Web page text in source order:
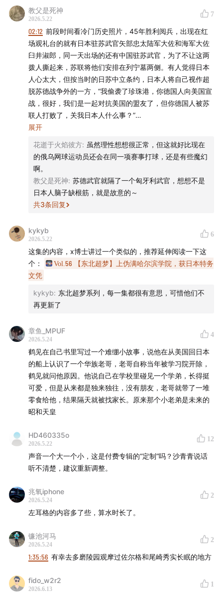
背后，藏着怎样的秘密警察暴行？关东军特务机关如何与
地方势力合作，在东北布局情报网络？从上海到东京，佐
尔格的跨国情报小组做了哪些工作，又为何并不受斯大林
信任？战争时期，鹤见俊辅、丸山真男等日本知识分子如
何在情报机关、军队中谋求生存？敬请收听本期嘉宾带来
的精彩分享！
《谍海轶闻｜日本谍报物语》讲述从幕末、明治时代至今
的日本情报史。本系列共6集，单集售价9.9元。我们强烈
推荐你以49元（原价59.4元）的优惠价，在
小鹅通直接打包购买整季。若你在小宇宙已购买过本系列
的单集，后续购买整季时，系统将自动抵扣已支付金额，
无需重复付费。
也欢迎你回顾「谍海轶闻」系列的其他节目《
轶闻｜中统局往事
- 本期话题成员 -
程衍樑（微博@GrenadierGuard2）
沙青青（微信公众号：13号埋立地）
正片开始
特高课成立：「幸德大逆事件」与「治安维持法」
的出炉
日共党员小林多喜二之死
28:52
「血盟团」、「五·一五事件」：特高课增设部门监
控右翼暴走
特高课监听「二二六事件」全过程，却无力阻止
51:59 昭和时代 「满铁调查部」与「东亚同文书院」的大
陆情报网络
59:47 郭松龄反奉与皇姑屯事件：关东军顾问与奉张的情
报勾兑
情报王牌
教父是死神
2026.5.22
7
02:12 前段时间看冷门历史照片，45年胜利阅兵，出现在红
场观礼台的就有日本驻苏武官矢部忠太陆军大佐和海军大佐
臼井淑郎，同一天出场的还有中国驻苏武官，为了不让这两
拨人撕起来，苏联将他们安排在列宁墓两侧。有人觉得日本
人心太大，但按当时的日苏中立条约，日本人将自己视作超
脱苏德战争外的一方，“我偷袭了珍珠港，你德国人向美国宣
战，很好，我们是一起对抗美国的盟友了，但你德国人被苏
联人打败了，关我日本人什么事？”
另外提一嘴，矢部忠太1939年升任情报部第11班（谋略班）
参与过对原苏联内务人民委员会远东地区负责人留希科夫的
审讯和利用。 1942年从关东军情报部员调任驻苏武官，
1946年从陆军退役，1952年又复出了，成为日本内阁总理
大臣官房调查室的顾问和成员，该机构有日本版cia之称。
另外在1944年日本庆祝天长节阅兵时，苏德驻日武官也同框
出场了，而且隔开他俩的只有匈牙利驻日武官…
展开
花逝于火焰彼方: 虽然理性想想很正常，但这就好比现在
的俄乌网球运动员还会在同一项赛事打球，还是有些魔幻
啊。
教父是死神: 苏德武官就隔了一个匈牙利武官，想想不是
日本人脑子缺根筋，就是故意的～
共3条回复
kykyb
2026.5.22
6
这集的内容，x博士讲过一个类似的，推荐延伸阅读一下这
个：
Vol.56 【东北超梦】上伪满哈尔滨学院，获日本特务
文凭
kykyb: 东北超梦系列，每一集都很有意思，可惜他们不
再更新了
章鱼_MPUF
2026.5.24
4
鹤见在自己书里写过一个难绷小故事，说他在从美国回日本
的船上认识了一个华族老哥，老哥自称当年被学习院开除，
鹤见就问他原因。他说自己在学校里碰见一个学弟，长得挺
可爱，但是从来都是独来独往，没有朋友，老哥就带了一堆
零食给他，结果隔天就被找家长。原来那个小老弟是未来的
昭和天皇
HD460335o
2026.5.22
12
声音一个大一个小，这是付费专辑的“定制”吗？沙青青说话
听不清楚，建议重新调整。
兆氧iphone
2026.5.24
2
左耳格的内容多了些，算水时长了。
镰池河马
2026.5.24
2
1:35:56 有幸去多磨陵园观摩过佐尔格和尾崎秀实长眠的地方
fido_w2r2
2026.6.13
1